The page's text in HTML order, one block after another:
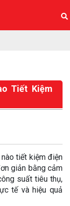
Tiết Kiệm
tiết kiệm điện
giản bằng cảm
suất tiêu thụ,
tế và hiệu quả